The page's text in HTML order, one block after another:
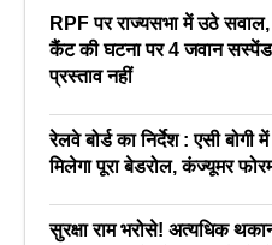
RPF पर राज्यसभा में उठे
कैंट की घटना पर 4 जवान
प्रस्ताव नहीं
रेलवे बोर्ड का निर्देश : एसी
मिलेगा पूरा बेडरोल, कंज्यूमर
सुरक्षा राम भरोसे! अत्यधिक